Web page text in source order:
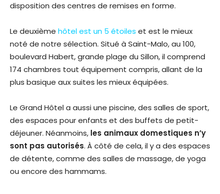
disposition des centres de remises en forme.
Le deuxième hôtel est un 5 étoiles et est le mieux
noté de notre sélection. Situé à Saint-Malo, au 100,
boulevard Habert, grande plage du Sillon, il comprend
174 chambres tout équipement compris, allant de la
plus basique aux suites les mieux équipées.
Le Grand Hôtel a aussi une piscine, des salles de sport,
des espaces pour enfants et des buffets de petit-
déjeuner. Néanmoins, les animaux domestiques n’y
sont pas autorisés. À côté de cela, il y a des espaces
de détente, comme des salles de massage, de yoga
ou encore des hammams.